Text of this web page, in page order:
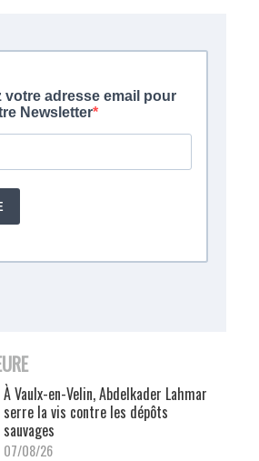
À Vaulx-en-Velin, Abdelkader Lahmar
serre la vis contre les dépôts
sauvages
07/08/26